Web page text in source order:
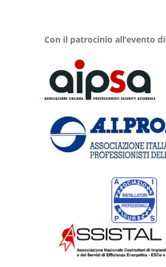
Con il patrocinio all’evento di